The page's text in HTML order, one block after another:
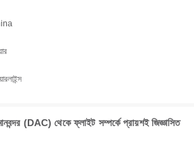
(DAC) থেকে ফ্লাইট সম্পর্কে প্রায়শই জিজ্ঞাসিত